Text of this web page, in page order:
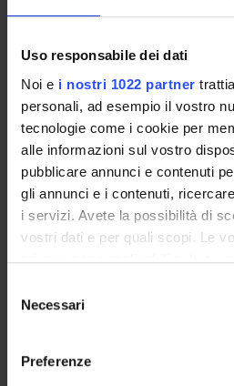
Uso responsabile dei dati
Noi e i nostri 1022 partner
personali, ad esempio il vostro
tecnologie come i cookie per
alle informazioni sul vostro
pubblicare annunci e contenuti
gli annunci e i contenuti,
i servizi. Avete la possibilità di
vostri dati e per quali scopi. Le
privacy sono applicabili solo su
modificare o revocare il proprio
momento dalla Dichiarazione
delNecessari
Preferenze
ORGANIZZAZIONE
GOVERNANCE
COMMISSIONI
UFFICI E STRUTTURE DI
SERVIZI DI SEGRETERIA
STRUTTURE DEL